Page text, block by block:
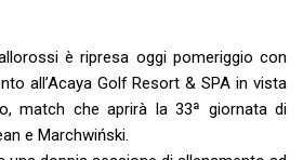
è ripresa oggi pomeriggio con
all’Acaya Golf Resort & SPA in vista
match che aprirà la 33ª giornata di
e Marchwiński.